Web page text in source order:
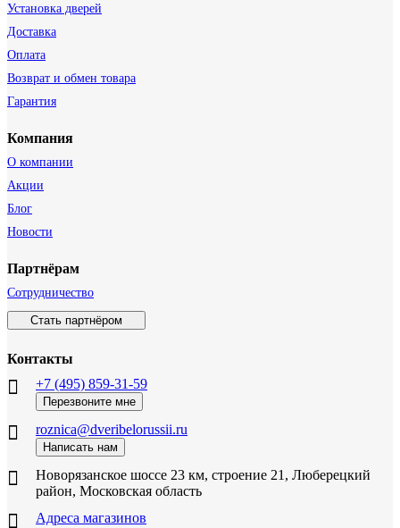
Установка дверей
Доставка
Оплата
Возврат и обмен товара
Гарантия
Компания
О компании
Акции
Блог
Новости
Партнёрам
Сотрудничество
Стать партнёром
Контакты
+7 (495) 859-31-59
Перезвоните мне
roznica@dveribelorussii.ru
Написать нам
Новорязанское шоссе 23 км, строение 21, Люберецкий
район, Московская область
Адреса магазинов